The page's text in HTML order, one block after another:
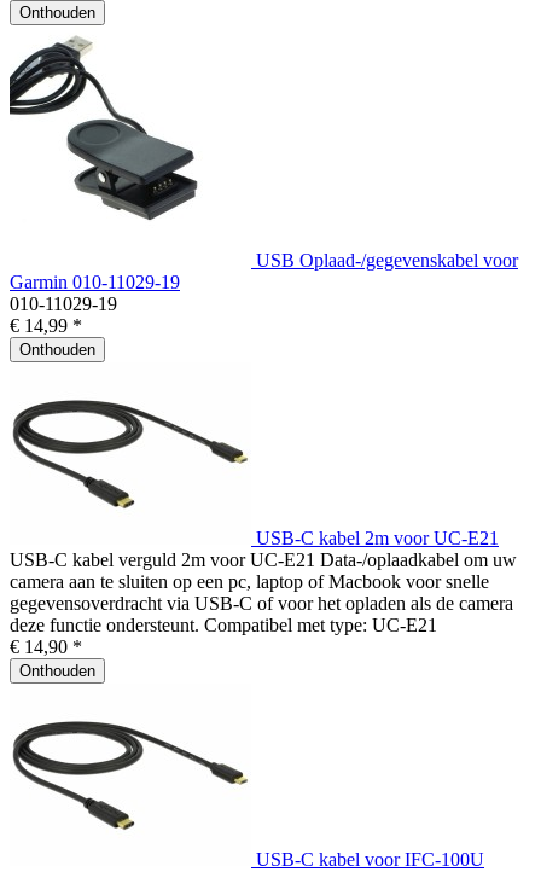
Onthouden
USB Oplaad-/gegevenskabel voor
Garmin 010-11029-19
010-11029-19
€ 14,99 *
Onthouden
USB-C kabel 2m voor UC-E21
USB-C kabel verguld 2m voor UC-E21 Data-/oplaadkabel om uw
camera aan te sluiten op een pc, laptop of Macbook voor snelle
gegevensoverdracht via USB-C of voor het opladen als de camera
deze functie ondersteunt. Compatibel met type: UC-E21
€ 14,90 *
Onthouden
USB-C kabel voor IFC-100U